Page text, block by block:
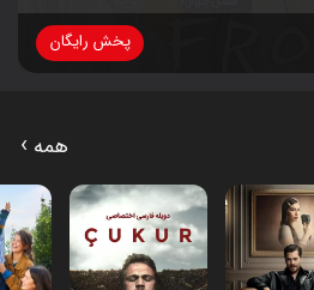
پخش رایگان
همه ›